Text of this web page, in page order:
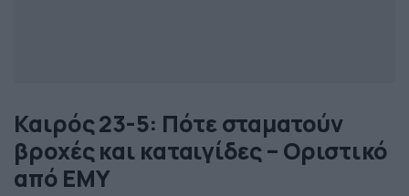
Καιρός 23-5: Πότε σταματούν
βροχές και καταιγίδες – Οριστικό
από ΕΜΥ